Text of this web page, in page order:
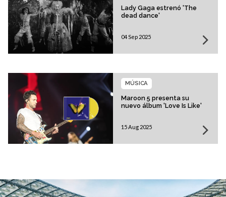
Lady Gaga estrenó 'The
dead dance'
04 Sep 2025
Maroon 5 presenta su
nuevo álbum 'Love Is Like'
MÚSICA
15 Aug 2025